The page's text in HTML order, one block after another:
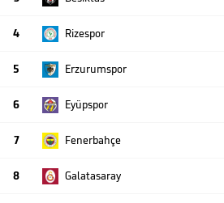
4 Rizespor
5 Erzurumspor
6 Eyüpspor
7 Fenerbahçe
8 Galatasaray